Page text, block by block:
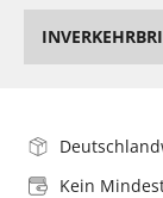
Kein